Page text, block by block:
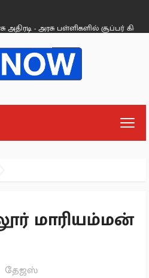
- அரசு பள்ளிகளில் சூப்பர் கிளீன்,
மாரியம்மன்
தேஜஸ்